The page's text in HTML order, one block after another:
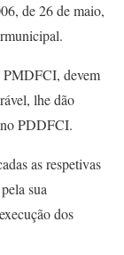
de 26 de maio,
PMDFCI, devem
lhe dão
PDDFCI.
as respetivas
sua
dos